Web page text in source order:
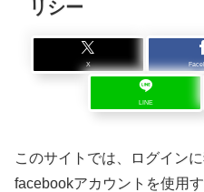
リシー
X
LINE
このサイトでは、ログイン
facebookアカウントを使用